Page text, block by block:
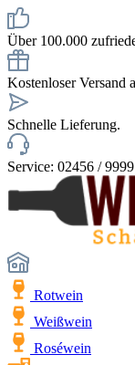
Über 100.000
Kostenloser Versand
Schnelle Lieferung.
Service: 02456 /
Rotwein
Weißwein
Roséwein